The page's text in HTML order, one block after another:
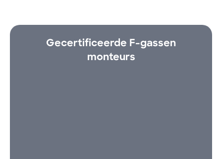
Gecertificeerde F-gassen
monteurs